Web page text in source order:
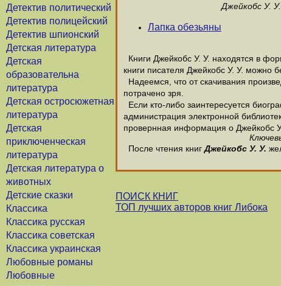
Детектив политический
Детектив полицейский
Детектив шпионский
Детская литература
Детская
образовательна
литература
Детская остросюжетная
литература
Детская
приключенческая
литература
Детская литература о
животных
Детские сказки
Классика
Классика русская
Классика советская
Классика украинская
Любовные романы
Любовные
Джейкобс У.
Лапка обезьяны
Книги Джейкобс У. У. находятся в
книги писателя Джейкобс У. У. можно
Надеемся, что от скачивания
потрачено зря.
Если кто-либо заинтересуется
администрация электронной
провернная информация о Джейкобс
После чтения книгДжейкобс У. У.
ПОИСК КНИГ
ТОП лучших авторов книг Либока